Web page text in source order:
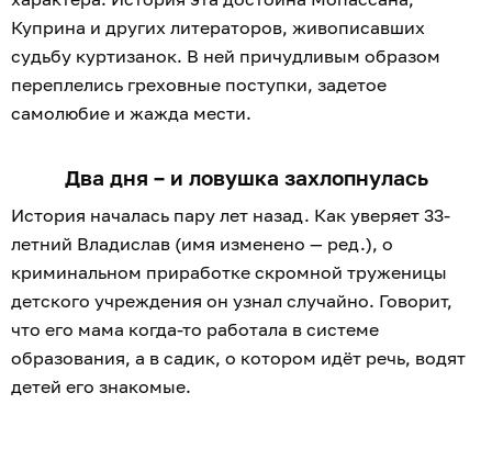
Куприна и других литераторов, живописавших
судьбу куртизанок. В ней причудливым образом
переплелись греховные поступки, задетое
самолюбие и жажда мести.
Два дня – и ловушка захлопнулась
История началась пару лет назад. Как уверяет 33-
летний Владислав (имя изменено — ред.), о
криминальном приработке скромной труженицы
детского учреждения он узнал случайно. Говорит,
что его мама когда-то работала в системе
образования, а в садик, о котором идёт речь, водят
детей его знакомые.